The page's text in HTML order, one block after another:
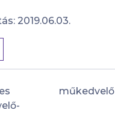
2019.06.03.
műkedvelő